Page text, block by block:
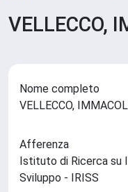
VELLECCO,
Nome completo
VELLECCO,
Afferenza
Istituto di Ricerca su
Sviluppo - IRISS